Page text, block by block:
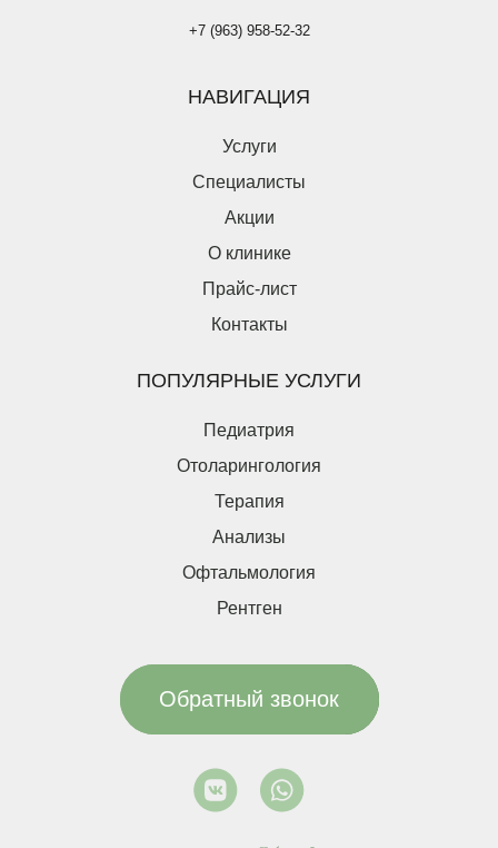
+7 (963) 958-52-32
НАВИГАЦИЯ
Услуги
Специалисты
Акции
О клинике
Прайс-лист
Контакты
ПОПУЛЯРНЫЕ УСЛУГИ
Педиатрия
Отоларингология
Терапия
Анализы
Офтальмология
Рентген
Обратный звонок